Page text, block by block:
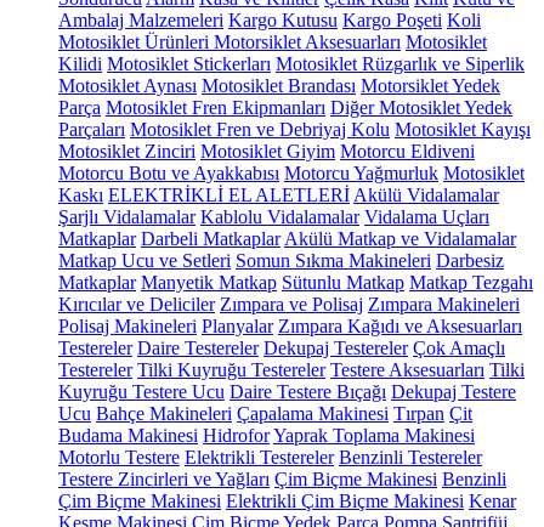
Ambalaj Malzemeleri Kargo Kutusu Kargo Poşeti Koli
Motosiklet Ürünleri Motorsiklet Aksesuarları Motosiklet
Kilidi Motosiklet Stickerları Motosiklet Rüzgarlık ve Siperlik
Motosiklet Aynası Motosiklet Brandası Motorsiklet Yedek
Parça Motosiklet Fren Ekipmanları Diğer Motosiklet Yedek
Parçaları Motosiklet Fren ve Debriyaj Kolu Motosiklet Kayışı
Motosiklet Zinciri Motosiklet Giyim Motorcu Eldiveni
Motorcu Botu ve Ayakkabısı Motorcu Yağmurluk Motosiklet
Kaskı ELEKTRİKLİ EL ALETLERİ Akülü Vidalamalar
Şarjlı Vidalamalar Kablolu Vidalamalar Vidalama Uçları
Matkaplar Darbeli Matkaplar Akülü Matkap ve Vidalamalar
Matkap Ucu ve Setleri Somun Sıkma Makineleri Darbesiz
Matkaplar Manyetik Matkap Sütunlu Matkap Matkap Tezgahı
Kırıcılar ve Deliciler Zımpara ve Polisaj Zımpara Makineleri
Polisaj Makineleri Planyalar Zımpara Kağıdı ve Aksesuarları
Testereler Daire Testereler Dekupaj Testereler Çok Amaçlı
Testereler Tilki Kuyruğu Testereler Testere Aksesuarları Tilki
Kuyruğu Testere Ucu Daire Testere Bıçağı Dekupaj Testere
Ucu Bahçe Makineleri Çapalama Makinesi Tırpan Çit
Budama Makinesi HidroforYaprak Toplama Makinesi
Motorlu Testere Elektrikli Testereler Benzinli Testereler
Testere Zincirleri ve Yağları Çim Biçme Makinesi Benzinli
Çim Biçme Makinesi Elektrikli Çim Biçme Makinesi Kenar
Kesme Makinesi Çim Biçme Yedek Parça Pompa Santrifüj